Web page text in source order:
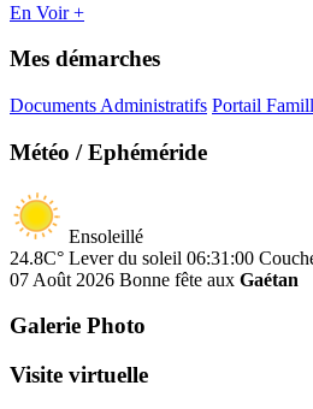
En Voir +
Mes démarches
Documents Administratifs Portail
Météo / Ephéméride
Ensoleillé
24.8C° Lever du soleil 06:31:00
07 Août 2026 Bonne fête aux Gaétan
Galerie Photo
Visite virtuelle